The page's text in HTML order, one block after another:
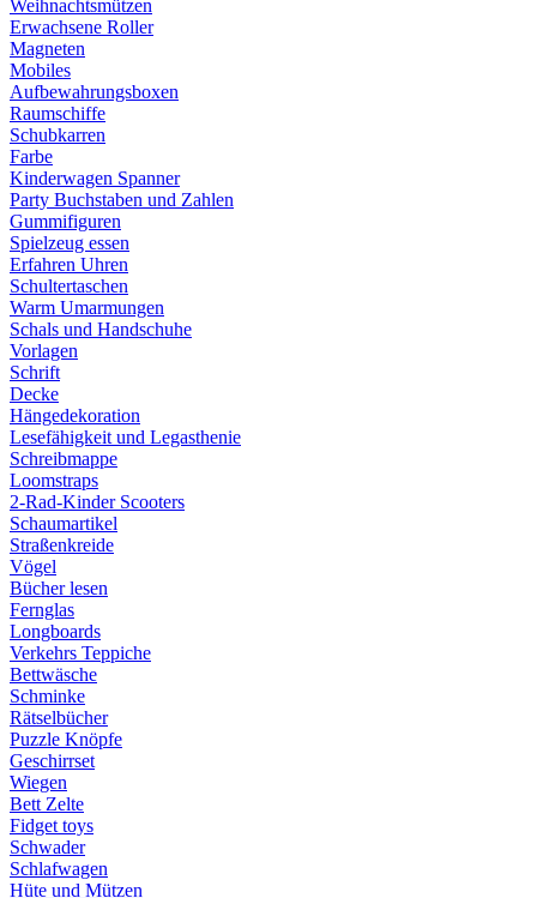
Weihnachtsmützen
Erwachsene Roller
Magneten
Mobiles
Aufbewahrungsboxen
Raumschiffe
Schubkarren
Farbe
Kinderwagen Spanner
Party Buchstaben und Zahlen
Gummifiguren
Spielzeug essen
Erfahren Uhren
Schultertaschen
Warm Umarmungen
Schals und Handschuhe
Vorlagen
Schrift
Decke
Hängedekoration
Lesefähigkeit und Legasthenie
Schreibmappe
Loomstraps
2-Rad-Kinder Scooters
Schaumartikel
Straßenkreide
Vögel
Bücher lesen
Fernglas
Longboards
Verkehrs Teppiche
Bettwäsche
Schminke
Rätselbücher
Puzzle Knöpfe
Geschirrset
Wiegen
Bett Zelte
Fidget toys
Schwader
Schlafwagen
Hüte und Mützen